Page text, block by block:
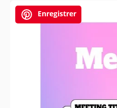
Enregistrer